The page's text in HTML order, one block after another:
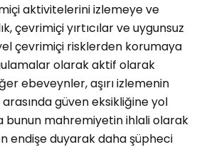
aktivitelerini izlemeye ve
çevrimiçi yırtıcılar ve uygunsuz
çevrimiçi risklerden korumaya
olarak aktif olarak
ebeveynler, aşırı izlemenin
güven eksikliğine yol
bunun mahremiyetin ihlali olarak
endişe duyarak daha şüpheci